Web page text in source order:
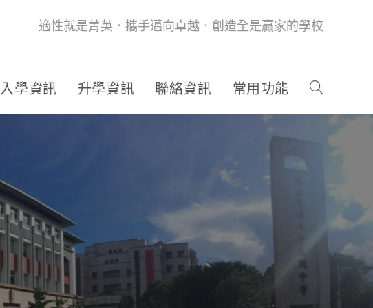
適性就是菁英．攜手邁向卓越．創造全是贏家的學校
入學資訊 升學資訊 聯絡資訊 常用功能